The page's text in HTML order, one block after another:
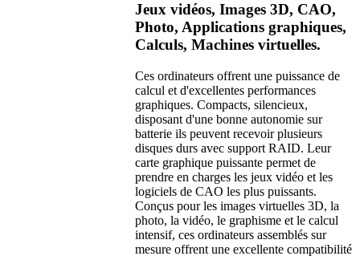
Jeux vidéos, Images 3D, CAO,
Photo, Applications graphiques,
Calculs, Machines virtuelles.
Ces ordinateurs offrent une puissance de
calcul et d'excellentes performances
graphiques. Compacts, silencieux,
disposant d'une bonne autonomie sur
batterie ils peuvent recevoir plusieurs
disques durs avec support RAID. Leur
carte graphique puissante permet de
prendre en charges les jeux vidéo et les
logiciels de CAO les plus puissants.
Conçus pour les images virtuelles 3D, la
photo, la vidéo, le graphisme et le calcul
intensif, ces ordinateurs assemblés sur
mesure offrent une excellente compatibilité